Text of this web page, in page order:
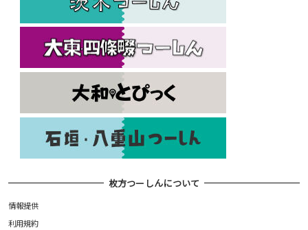
枚方つーしんについて
情報提供
利用規約